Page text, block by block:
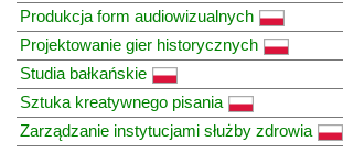
Produkcja form audiowizualnych
Projektowanie gier historycznych
Studia bałkańskie
Sztuka kreatywnego pisania
Zarządzanie instytucjami służby zdrowia